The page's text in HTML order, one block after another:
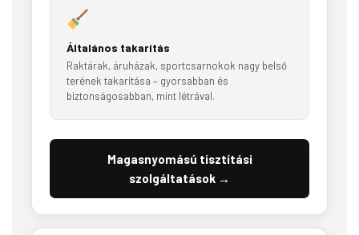
Általános takarítás
Raktárak, áruházak, sportcsarnokok nagy belső
terének takarítása – gyorsabban és
biztonságosabban, mint létrával.
Magasnyomású tisztítási
szolgáltatások →